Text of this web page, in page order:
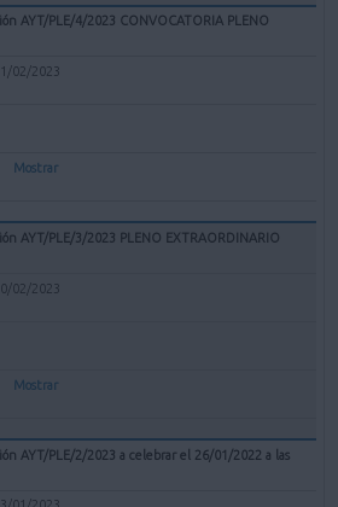
AYT/PLE/4/2023 CONVOCATORIA PLENO
02/2023
Mostrar
AYT/PLE/3/2023 PLENO EXTRAORDINARIO
02/2023
Mostrar
AYT/PLE/2/2023 a celebrar el 26/01/2022 a las